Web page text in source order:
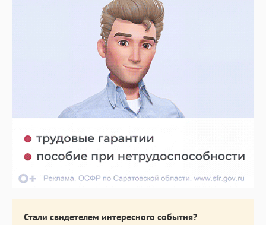
Стали свидетелем интересного события?